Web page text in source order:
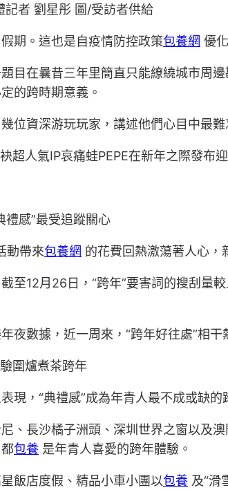
記者 劉星彤 圖/受訪者供給
期。這也是自疫情防控政策包養網 優
目在曩昔三年里簡直只能繚繞城市周
的跨時期意義。
位資深游玩玩家，講述他們心目中最
超人氣IP哀痛蛙PEPE在新年之際發布
禮感”最受追蹤關心
動帶來包養網 的花費回熱激蕩著人心，
至12月26日，“跨年”要害詞的搜刮量
夜數據，近一周來，“跨年好往處”相
圍爐煮茶跨年
現，“典禮感”成為年青人最不成或缺
、長沙橘子洲頭、深圳世界之窗以及
包養 是年青人喜愛的跨年體驗。
飯店度假、精品小車小團以包養 及“滑